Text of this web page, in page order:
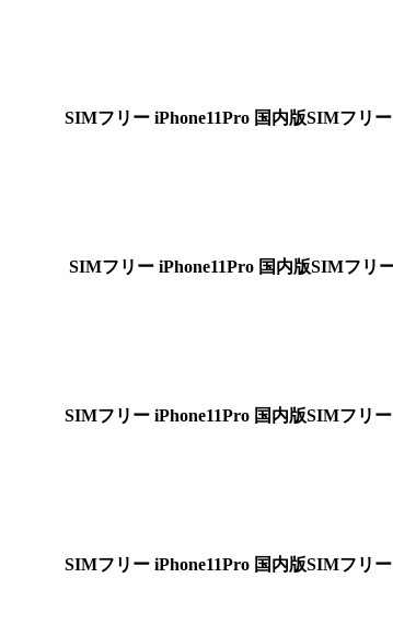
SIMフリー iPhone11Pro 国内版SIMフリ
SIMフリー iPhone11Pro 国内版SIMフリ
SIMフリー iPhone11Pro 国内版SIMフリ
SIMフリー iPhone11Pro 国内版SIMフリ